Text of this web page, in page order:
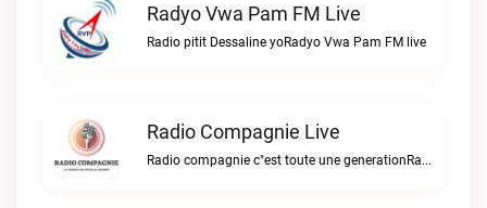
Radyo Vwa Pam FM Live
Radio pitit Dessaline yoRadyo Vwa Pam FM live
Radio Compagnie Live
Radio compagnie c"est toute une generationRadio Compagnie live